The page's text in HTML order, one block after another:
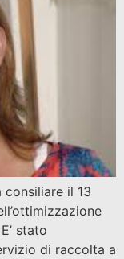
il 13
stato
di raccolta a